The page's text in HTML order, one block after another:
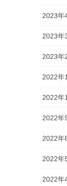
2023年
2023年
2023年
2022年
2022年
2022年
2022年
2022年
2022年